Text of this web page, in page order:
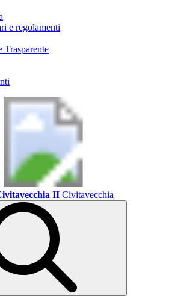
e regolamenti
Trasparente
II Civitavecchia